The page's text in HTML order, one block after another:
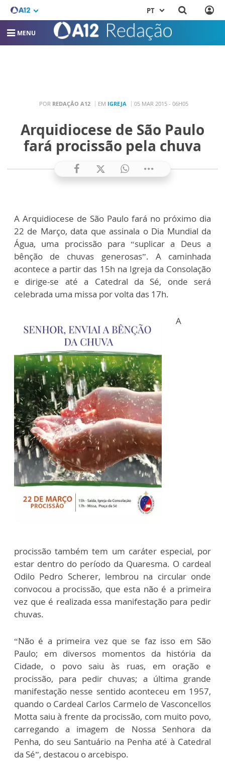
PT
MENU
POR REDAÇÃO A12 EM IGREJA 05 MAR 2015 - 06H05
Arquidiocese de São Paulo
fará procissão pela chuva
A Arquidiocese de São Paulo fará no próximo dia
22 de Março, data que assinala o Dia Mundial da
Água, uma procissão para “suplicar a Deus a
bênção de chuvas generosas”. A caminhada
acontece a partir das 15h na Igreja da Consolação
e dirige-se até a Catedral da Sé, onde será
celebrada uma missa por volta das 17h.
A
procissão também tem um caráter especial, por
estar dentro do período da Quaresma. O cardeal
Odilo Pedro Scherer, lembrou na circular onde
convocou a procissão, que esta não é a primeira
vez que é realizada essa manifestação para pedir
chuvas.
“Não é a primeira vez que se faz isso em São
Paulo; em diversos momentos da história da
Cidade, o povo saiu às ruas, em oração e
procissão, para pedir chuvas; a última grande
manifestação nesse sentido aconteceu em 1957,
quando o Cardeal Carlos Carmelo de Vasconcellos
Motta saiu à frente da procissão, com muito povo,
carregando a imagem de Nossa Senhora da
Penha, do seu Santuário na Penha até à Catedral
da Sé”, destacou o arcebispo.